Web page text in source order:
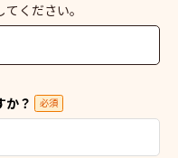
ください。
か？ 必須